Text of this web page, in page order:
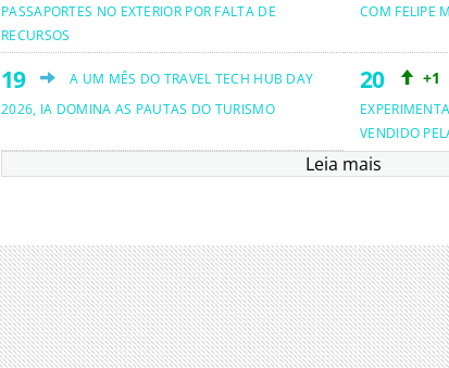
PASSAPORTES NO EXTERIOR POR FALTA DE
RECURSOS
COM FELIPE
A UM MÊS DO TRAVEL TECH HUB DAY
2026, IA DOMINA AS PAUTAS DO TURISMO
+1
VENDIDO
Leia mais